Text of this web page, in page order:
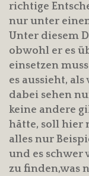
richtige
nur unter
Unter diesem
obwohl er es
einsetzen
es aussieht,
dabei sehen
keine andere
hätte, soll hier
alles nur
und es schwer
zu finden,was